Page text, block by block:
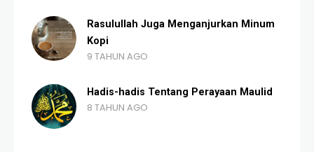
Rasulullah Juga Menganjurkan Minum
Kopi
9 TAHUN AGO
Hadis-hadis Tentang Perayaan Maulid
8 TAHUN AGO